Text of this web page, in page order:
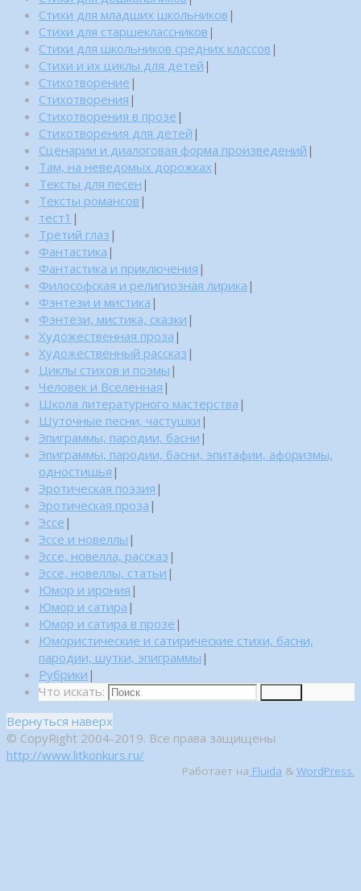
Стихи для младших школьников |
Стихи для старшеклассников |
Стихи для школьников средних классов |
Стихи и их циклы для детей |
Стихотворение |
Стихотворения |
Стихотворения в прозе |
Стихотворения для детей |
Сценарии и диалоговая форма произведений |
Там, на неведомых дорожках |
Тексты для песен |
Тексты романсов |
тест1 |
Третий глаз |
Фантастика |
Фантастика и приключения |
Философская и религиозная лирика |
Фэнтези и мистика |
Фэнтези, мистика, сказки |
Художественная проза |
Художественный рассказ |
Циклы стихов и поэмы |
Человек и Вселенная |
Школа литературного мастерства |
Шуточные песни, частушки |
Эпиграммы, пародии, басни |
Эпиграммы, пародии, басни, эпитафии, афоризмы,
одностишья |
Эротическая поэзия |
Эротическая проза |
Эссе |
Эссе и новеллы |
Эссе, новелла, рассказ |
Эссе, новеллы, статьи |
Юмор и ирония |
Юмор и сатира |
Юмор и сатира в прозе |
Юмористические и сатирические стихи, басни,
пародии, шутки, эпиграммы |
Рубрики |
Что искать:
Вернуться наверх
© CopyRight 2004-2019. Все права защищены
http://www.litkonkurs.ru/
Работает на Fluida & WordPress.